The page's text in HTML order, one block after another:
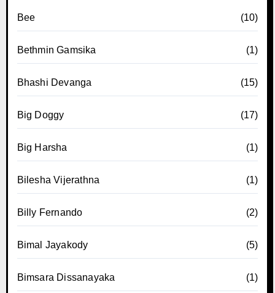
Bee (10)
Bethmin Gamsika (1)
Bhashi Devanga (15)
Big Doggy (17)
Big Harsha (1)
Bilesha Vijerathna (1)
Billy Fernando (2)
Bimal Jayakody (5)
Bimsara Dissanayaka (1)